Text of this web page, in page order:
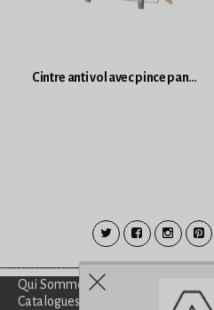
Cintre anti vol avec pince pantalons NATUREL BOIS
Qui Sommes-Nous?
Catalogues